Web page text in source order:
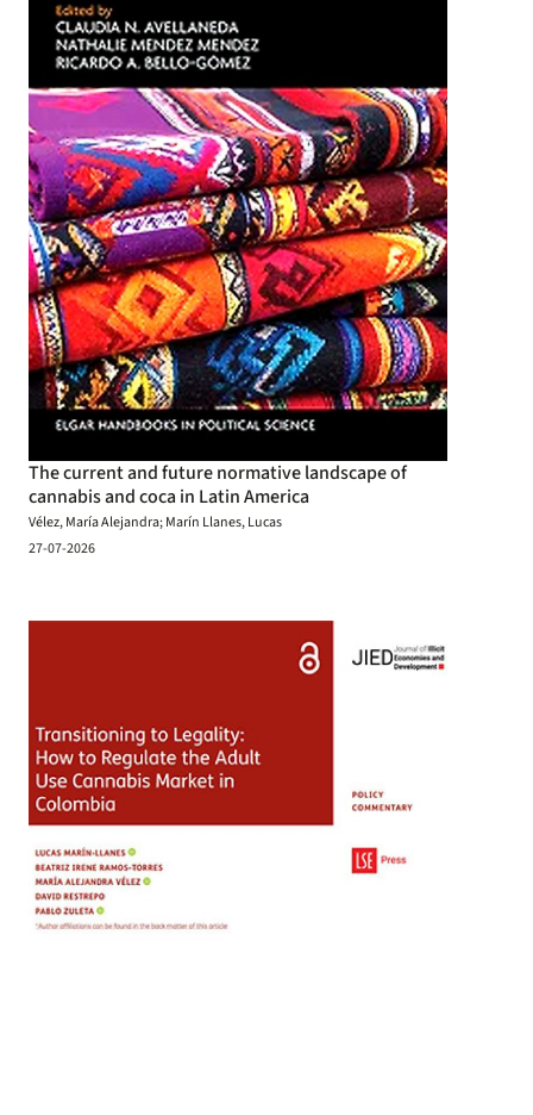
The current and future normative landscape of
cannabis and coca in Latin America
Vélez, María Alejandra; Marín Llanes, Lucas
27-07-2026